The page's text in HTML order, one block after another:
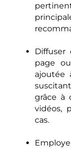
page
ajoutée
grâce à
vidéos,
cas.